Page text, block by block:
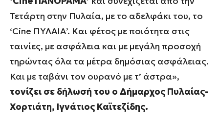
Τετάρτη στην Πυλαία, με το αδελφάκι του, το
‘Cine ΠΥΛΑΙΑ’. Kαι φέτος με ποιότητα στις
ταινίες, με ασφάλεια και με μεγάλη προσοχή
τηρώντας όλα τα μέτρα δημόσιας ασφάλειας.
Και με ταβάνι τον ουρανό με τ’ άστρα»,
τονίζει σε δήλωσή του ο Δήμαρχος Πυλαίας-
Χορτιάτη, Ιγνάτιος Καϊτεζίδης.